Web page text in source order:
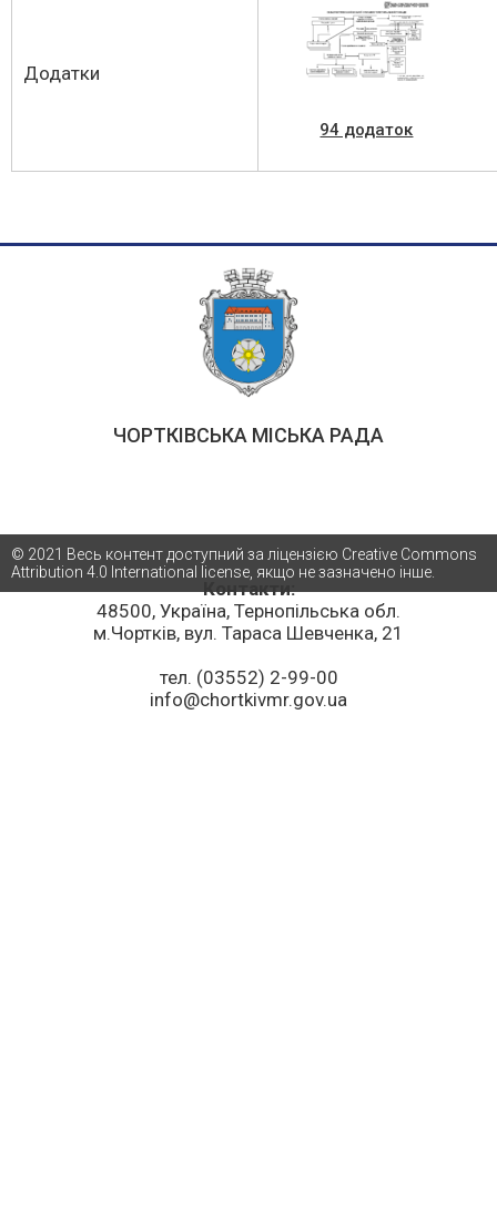
Додатки
94 додаток
ЧОРТКІВСЬКА МІСЬКА РАДА
Контакти:
48500, Україна, Тернопільська обл.
м.Чортків, вул. Тараса Шевченка, 21
тел. (03552) 2-99-00
info@chortkivmr.gov.ua
© 2021 Весь контент доступний за ліцензією Creative Commons
Attribution 4.0 International license, якщо не зазначено інше.